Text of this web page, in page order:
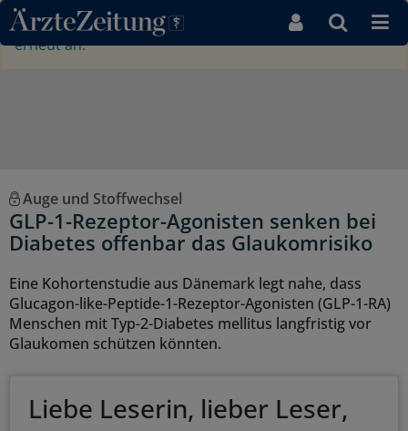
Direkt zum Inhaltsbereich ×
Ihre Sitzung ist abgelaufen,
bitte melden Sie sich
erneut an.
Auge und Stoffwechsel
GLP-1-Rezeptor-Agonisten senken bei
Diabetes offenbar das Glaukomrisiko
Eine Kohortenstudie aus Dänemark legt nahe, dass
Glucagon-like-Peptide-1-Rezeptor-Agonisten (GLP-1-RA)
Menschen mit Typ-2-Diabetes mellitus langfristig vor
Glaukomen schützen könnten.
Liebe Leserin, lieber Leser,